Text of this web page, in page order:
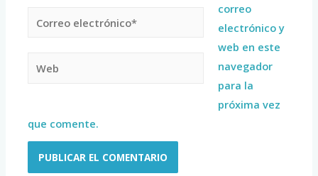
correo
electrónico y
web en este
navegador
para la
próxima vez
que comente.